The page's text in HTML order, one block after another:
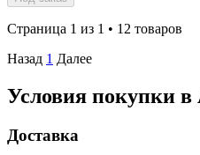
Страница 1 из 1 • 12 товаров
Назад 1 Далее
Условия покупки
Доставка